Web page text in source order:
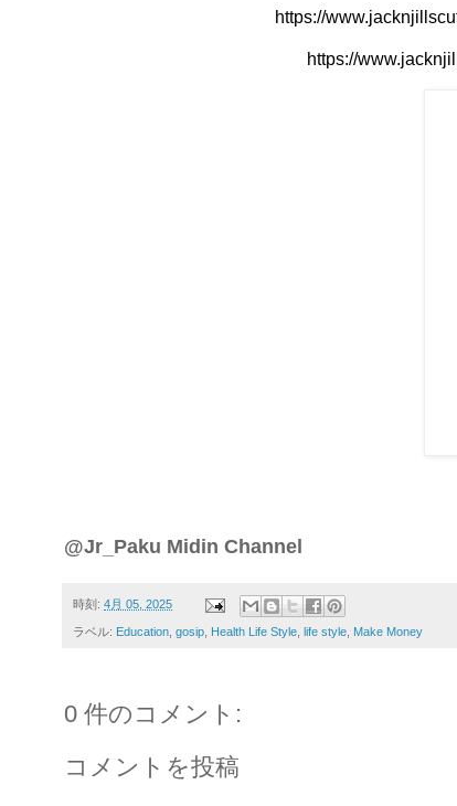
https://
https://
@Jr_Paku Midin Channel
時刻: 4月 05, 2025
ラベル: Education gosip Health Life Style life style Make Money
0 件のコメント:
コメントを投稿